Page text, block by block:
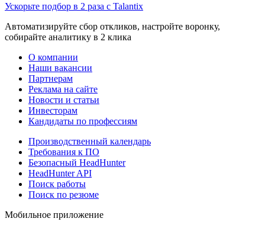
Ускорьте подбор в 2 раза с Talantix
Автоматизируйте сбор откликов, настройте воронку,
собирайте аналитику в 2 клика
О компании
Наши вакансии
Партнерам
Реклама на сайте
Новости и статьи
Инвесторам
Кандидаты по профессиям
Производственный календарь
Требования к ПО
Безопасный HeadHunter
HeadHunter API
Поиск работы
Поиск по резюме
Мобильное приложение